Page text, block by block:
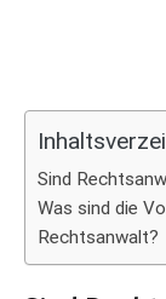
Sind
Was sind die
Rechtsanwalt?